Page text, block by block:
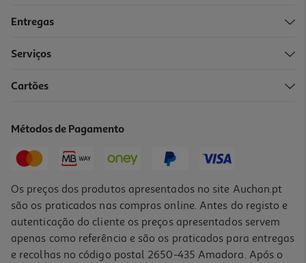
Entregas
Serviços
Cartões
Métodos de Pagamento
Os preços dos produtos apresentados no site Auchan.pt
são os praticados nas compras online. Antes do registo e
autenticação do cliente os preços apresentados servem
apenas como referência e são os praticados para entregas
e recolhas no código postal 2650-435 Amadora. Após o